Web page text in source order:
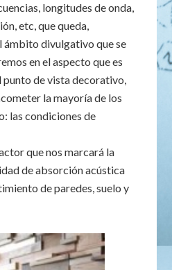
longitudes de onda,
etc, que queda,
ámbito divulgativo que se
en el aspecto que es
punto de vista decorativo,
la mayoría de los
las condiciones de
que nos marcará la
de absorción acústica
de paredes, suelo y